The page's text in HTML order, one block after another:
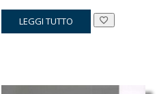
prezzo
originale
prezzo
attuale
LEGGI TUTTO